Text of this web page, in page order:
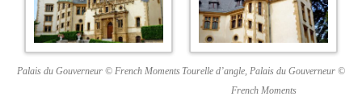
Palais du Gouverneur © French Moments Tourelle d’angle, Palais du Gouverneur ©
French Moments